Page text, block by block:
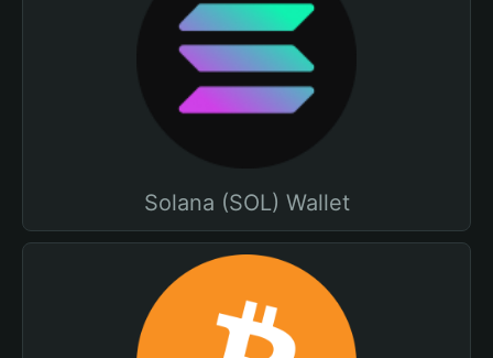
Solana (SOL) Wallet